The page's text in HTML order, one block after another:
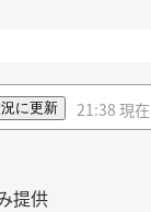
に更新 21:38 現在
提供